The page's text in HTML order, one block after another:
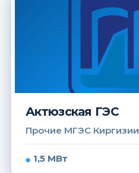
Актюзская ГЭС
Прочие МГЭС Киргизии
1,5 МВт